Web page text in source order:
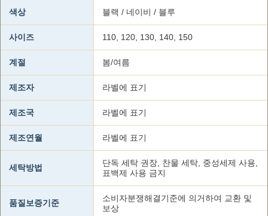
색상 블랙 / 네이비 / 블루
사이즈 110, 120, 130, 140, 150
계절 봄/여름
제조자 라벨에 표기
제조국 라벨에 표기
제조연월 라벨에 표기
세탁방법
단독 세탁 권장, 찬물 세탁, 중성세제 사용,
표백제 사용 금지
품질보증기준
소비자분쟁해결기준에 의거하여 교환 및
보상